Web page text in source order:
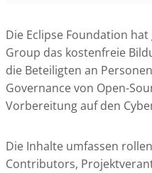
Die Eclipse Foundation
Group das kostenfreie
die Beteiligten an
Governance von Open-
Vorbereitung auf den
Die Inhalte umfassen
Contributors,